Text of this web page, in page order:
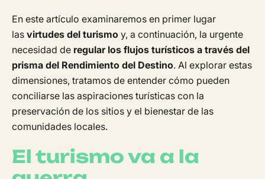
En este artículo examinaremos en primer lugar
las virtudes del turismo y, a continuación, la urgente
necesidad de regular los flujos turísticos a través del
prisma del Rendimiento del Destino. Al explorar estas
dimensiones, tratamos de entender cómo pueden
conciliarse las aspiraciones turísticas con la
preservación de los sitios y el bienestar de las
comunidades locales.
El turismo va a la